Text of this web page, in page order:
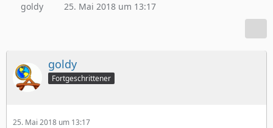
goldy 25. Mai 2018 um 13:17
goldy
Fortgeschrittener
25. Mai 2018 um 13:17